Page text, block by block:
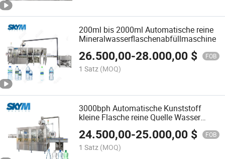
200ml bis 2000ml Automatische reine
Mineralwasserflaschenabfüllmaschine
26.500,00-28.000,00 $ FOB
1 Satz (MOQ)
3000bph Automatische Kunststoff
kleine Flasche reine Quelle Wasser
24.500,00-25.000,00 $ FOB
1 Satz (MOQ)